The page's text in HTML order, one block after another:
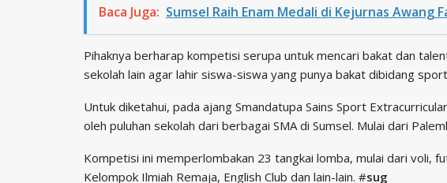
Baca Juga: Sumsel Raih Enam Medali di Kejurnas Awang
Pihaknya berharap kompetisi serupa untuk mencari bakat dan
sekolah lain agar lahir siswa-siswa yang punya bakat dibidang
Untuk diketahui, pada ajang Smandatupa Sains Sport
oleh puluhan sekolah dari berbagai SMA di Sumsel. Mulai dari
Kompetisi ini memperlombakan 23 tangkai lomba, mulai dari voli,
Kelompok Ilmiah Remaja, English Club dan lain-lain. #sug